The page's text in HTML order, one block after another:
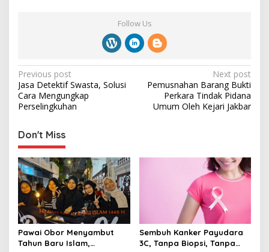
Follow Us
P
o
s
t
n
a
v
i
g
a
t
Previous post
Jasa Detektif Swasta, Solusi
Cara Mengungkap
Perselingkuhan
Next post
Pemusnahan Barang Bukti
Perkara Tindak Pidana
Umum Oleh Kejari Jakbar
Don't Miss
Pawai Obor Menyambut
Tahun Baru Islam,
Sembuh Kanker Payudara
3C, Tanpa Biopsi, Tanpa